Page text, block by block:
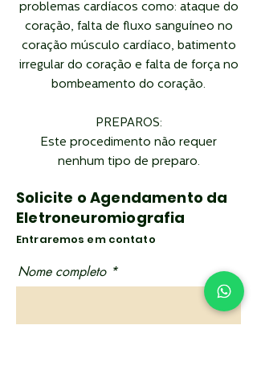
problemas cardíacos como: ataque do
coração, falta de fluxo sanguíneo no
coração músculo cardíaco, batimento
irregular do coração e falta de força no
bombeamento do coração.
PREPAROS:
Este procedimento não requer
nenhum tipo de preparo.
Solicite o Agendamento da
Eletroneuromiografia
Entraremos em contato
Nome completo